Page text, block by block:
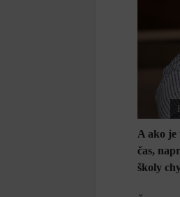
A ako
čas,
školy